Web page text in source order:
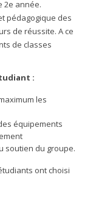
2e année.
pédagogique des
de réussite. A ce
de classes
:
les
équipements
soutien du groupe.
ont choisi